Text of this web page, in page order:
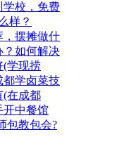
学校，免费
样？
，摆摊做什
？如何解决
(学现捞
都学卤菜技
(在成都
开中餐馆
包教包会?